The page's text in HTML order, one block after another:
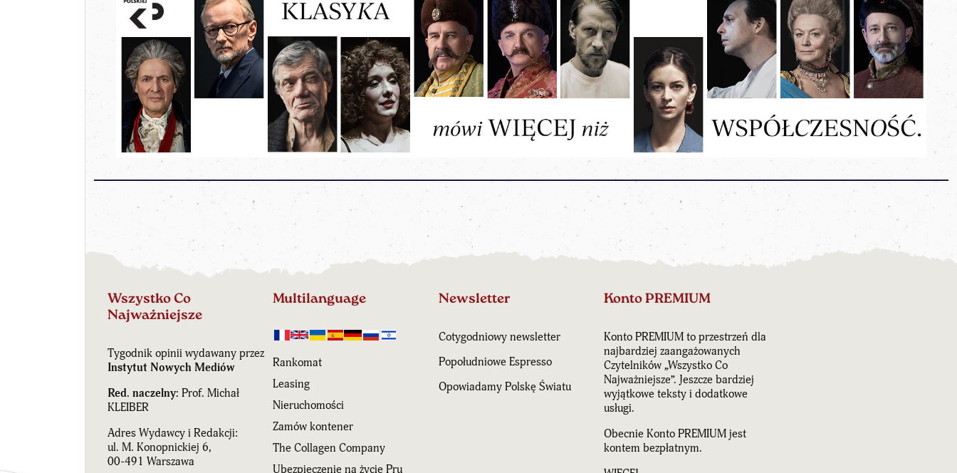
Wszystko Co
Najważniejsze
Tygodnik opinii wydawany przez
Instytut Nowych Mediów
Red. naczelny: Prof. Michał
KLEIBER
Adres Wydawcy i Redakcji:
ul. M. Konopnickiej 6,
00-491 Warszawa
Multilanguage
Rankomat
Leasing
Nieruchomości
Zamów kontener
The Collagen Company
Ubezpieczenie na życie Pru
Newsletter
Cotygodniowy newsletter
Popołudniowe Espresso
Opowiadamy Polskę Światu
Konto PREMIUM
Konto PREMIUM to przestrzeń dla
najbardziej zaangażowanych
Czytelników „Wszystko Co
Najważniejsze”. Jeszcze bardziej
wyjątkowe teksty i dodatkowe
usługi.
Obecnie Konto PREMIUM jest
kontem bezpłatnym.